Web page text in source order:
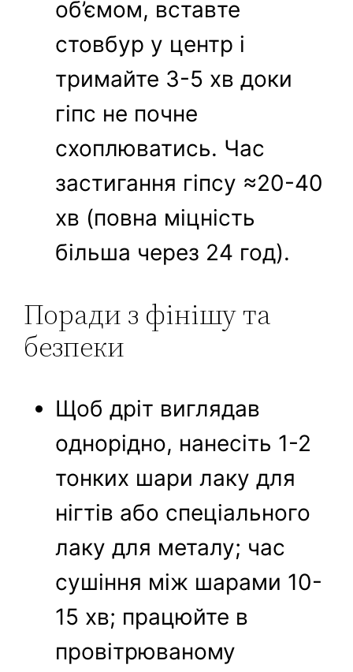
об’ємом, вставте
стовбур у центр і
тримайте 3-5 хв доки
гіпс не почне
схоплюватись. Час
застигання гіпсу ≈20-40
хв (повна міцність
більша через 24 год).
Поради з фінішу та
безпеки
Щоб дріт виглядав
однорідно, нанесіть 1-2
тонких шари лаку для
нігтів або спеціального
лаку для металу; час
сушіння між шарами 10-
15 хв; працюйте в
провітрюваному